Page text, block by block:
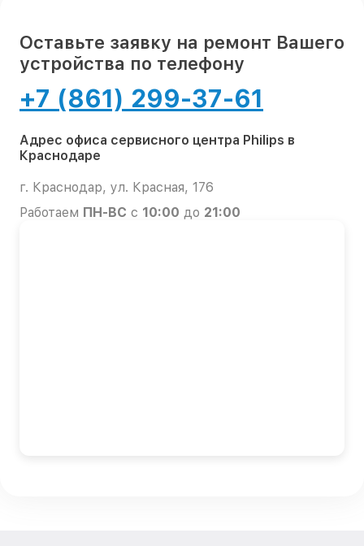
Оставьте заявку на ремонт Вашего
устройства по телефону
+7 (861) 299-37-61
Адрес офиса сервисного центра Philips в
Краснодаре
г. Краснодар, ул. Красная, 176
Работаем ПН-ВС с 10:00 до 21:00